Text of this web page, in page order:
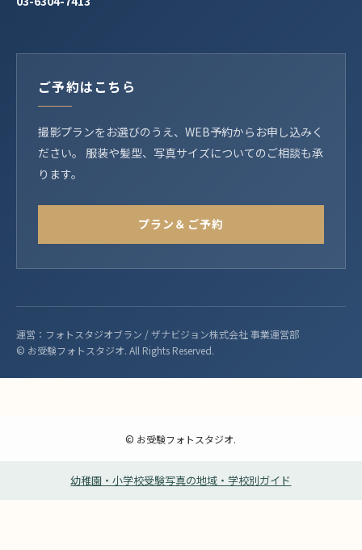
ご予約はこちら
撮影プランをお選びのうえ、WEB予約からお申し込みく
ださい。 服装や髪型、写真サイズについてのご相談も承
ります。
プラン＆ご予約
運営：フォトスタジオブラン / ザナビジョン株式会社 事業運営部
© お受験フォトスタジオ. All Rights Reserved.
© お受験フォトスタジオ.
幼稚園・小学校受験写真の地域・学校別ガイド